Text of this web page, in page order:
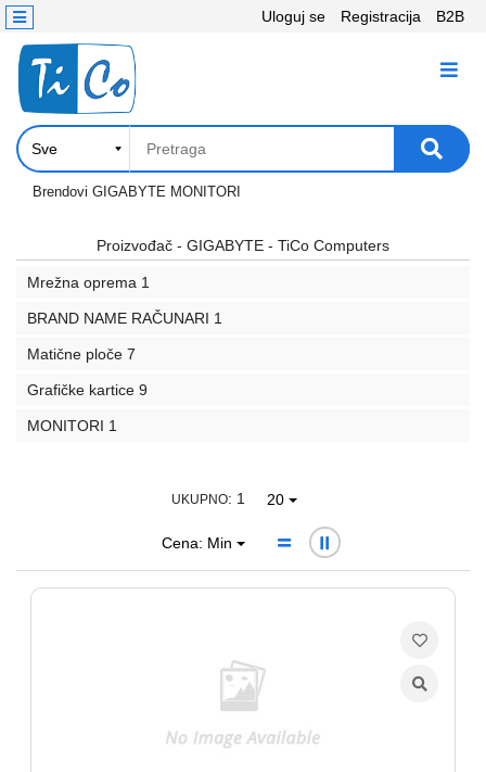
Uloguj se Registracija B2B
KATEGORIJE
Računari,
Komponente
Laptop
Televizori
PC
tehnika
Kontakt
Brendovi GIGABYTE MONITORI
Proizvođač - GIGABYTE - TiCo Computers
Mrežna oprema 1
BRAND NAME RAČUNARI 1
Matične ploče 7
Grafičke kartice 9
MONITORI 1
UKUPNO: 1 20
Cena: Min